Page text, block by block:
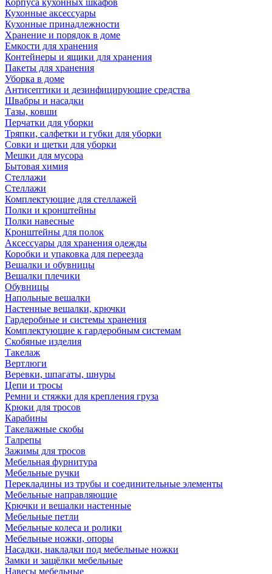
Корпуса кухонных шкафов
Кухонные аксессуары
Кухонные принадлежности
Хранение и порядок в доме
Емкости для хранения
Контейнеры и ящики для хранения
Пакеты для хранения
Уборка в доме
Антисептики и дезинфицирующие средства
Швабры и насадки
Тазы, ковши
Перчатки для уборки
Тряпки, салфетки и губки для уборки
Совки и щетки для уборки
Мешки для мусора
Бытовая химия
Стеллажи
Стеллажи
Комплектующие для стеллажей
Полки и кронштейны
Полки навесные
Кронштейны для полок
Аксессуары для хранения одежды
Коробки и упаковка для переезда
Вешалки и обувницы
Вешалки плечики
Обувницы
Напольные вешалки
Настенные вешалки, крючки
Гардеробные и системы хранения
Комплектующие к гардеробным системам
Скобяные изделия
Такелаж
Вертлюги
Веревки, шпагаты, шнуры
Цепи и тросы
Ремни и стяжки для крепления груза
Крюки для тросов
Карабины
Такелажные скобы
Талрепы
Зажимы для тросов
Мебельная фурнитура
Мебельные ручки
Перекладины из трубы и соединительные элементы
Мебельные направляющие
Крючки и вешалки настенные
Мебельные петли
Мебельные колеса и ролики
Мебельные ножки, опоры
Насадки, накладки под мебельные ножки
Замки и защёлки мебельные
Навесы мебельные